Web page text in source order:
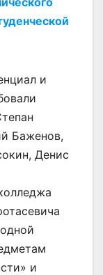
и
Баженов,
Денис
и